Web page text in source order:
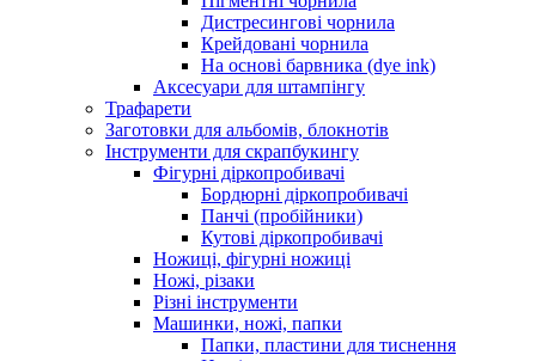
Дистресингові чорнила
Крейдовані чорнила
На основі барвника (dye ink)
Аксесуари для штампінгу
Трафарети
Заготовки для альбомів, блокнотів
Інструменти для скрапбукингу
Фігурні діркопробивачі
Бордюрні діркопробивачі
Панчі (пробійники)
Кутові діркопробивачі
Ножиці, фігурні ножиці
Ножі, різаки
Різні інструменти
Машинки, ножі, папки
Папки, пластини для тиснення